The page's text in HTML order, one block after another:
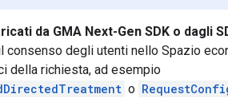
da GMA Next-Gen SDK o dagli
consenso degli utenti nello Spazio
della richiesta, ad esempio
o